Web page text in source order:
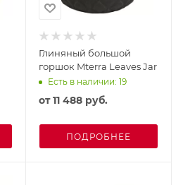
Глиняный большой
горшок Mterra Leaves Jar
Есть в наличии: 19
от11 488 руб.
ПОДРОБНЕЕ